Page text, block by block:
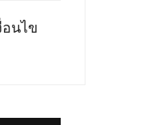
อนไข